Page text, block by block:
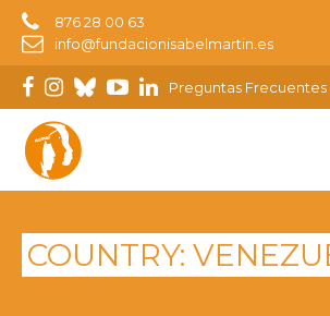
876 28 00 63
info@fundacionisabelmartin.es
Preguntas Frecuentes
COUNTRY: